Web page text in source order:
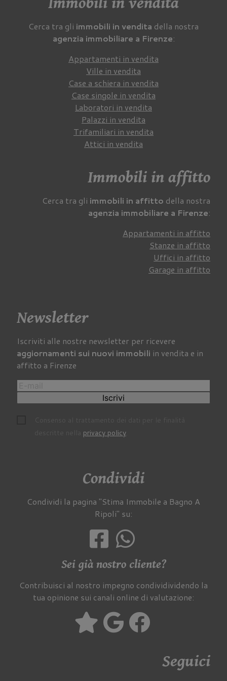
Cerca tra gli immobili in vendita della nostra
agenzia immobiliare a Firenze:
Appartamenti in vendita
Ville in vendita
Case a schiera in vendita
Case singole in vendita
Laboratori in vendita
Palazzi in vendita
Trifamiliari in vendita
Attici in vendita
Immobili in affitto
Cerca tra gli immobili in affitto della nostra
agenzia immobiliare a Firenze:
Appartamenti in affitto
Stanze in affitto
Uffici in affitto
Garage in affitto
Newsletter
Iscriviti alle nostre newsletter per ricevere
aggiornamenti sui nuovi immobili in vendita e in
affitto a Firenze
Iscrivi
privacy policy.
Condividi
Condividi la pagina "Stima Immobile a Bagno A
Ripoli" su:
Sei già nostro cliente?
Contribuisci al nostro impegno condividividendo la
tua opinione sui canali online di valutazione:
Seguici